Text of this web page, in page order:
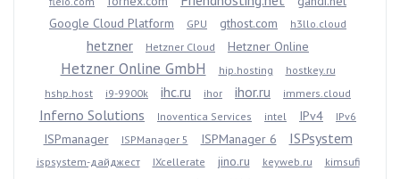
Google Cloud Platform
GPU gthost.com h3llo.cloud
hetzner Hetzner Cloud Hetzner Online
Hetzner Online GmbH hip.hosting
hostkey.ru
hshp.host
i9-9900k ihc.ru ihor ihor.ru immers.cloud
Inferno Solutions Inoventica Services intel IPv4 IPv6
ISPmanager ISPManager 5 ISPManager 6 ISPsystem
ispsystem-дайджест IXcellerate jino.ru keyweb.ru
kimsufi